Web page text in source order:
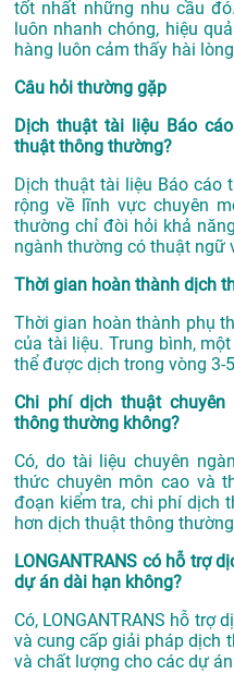
tốt nhất những nhu cầu
luôn nhanh chóng, hiệu
hàng luôn cảm thấy hài
Câu hỏi thường gặp
Dịch thuật tài liệu Báo
thuật thông thường?
Dịch thuật tài liệu Báo cáo
rộng về lĩnh vực chuyên
thường chỉ đòi hỏi khả
ngành thường có thuật ngữ
Thời gian hoàn thành dịch
Thời gian hoàn thành phụ
của tài liệu. Trung bình,
thể được dịch trong vòng 3-
Chi phí dịch thuật
thông thường không?
Có, do tài liệu chuyên
thức chuyên môn cao và
đoạn kiểm tra, chi phí dịch
hơn dịch thuật thông
LONGANTRANS có hỗ trợ
dự án dài hạn không?
Có, LONGANTRANS hỗ trợ
và cung cấp giải pháp dịch
và chất lượng cho các dự